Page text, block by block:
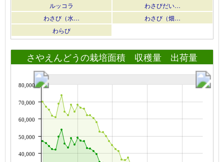
ルッコラ
わさびだい…
わさび（水…
わさび（畑…
わらび
さやえんどうの栽培面積 収穫量 出荷量
40,000
50,000
60,000
70,000
80,000